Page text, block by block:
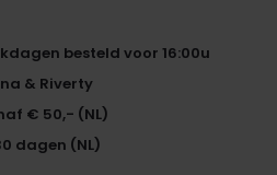
besteld voor 16:00u
& Riverty
€ 50,- (NL)
dagen (NL)